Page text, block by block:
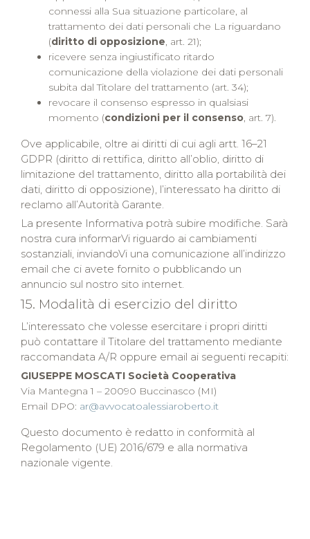
connessi alla Sua situazione particolare, al
trattamento dei dati personali che La riguardano
(diritto di opposizione, art. 21);
ricevere senza ingiustificato ritardo
comunicazione della violazione dei dati personali
subita dal Titolare del trattamento (art. 34);
revocare il consenso espresso in qualsiasi
momento (condizioni per il consenso, art. 7).
Ove applicabile, oltre ai diritti di cui agli artt. 16–21
GDPR (diritto di rettifica, diritto all’oblio, diritto di
limitazione del trattamento, diritto alla portabilità dei
dati, diritto di opposizione), l’interessato ha diritto di
reclamo all’Autorità Garante.
La presente Informativa potrà subire modifiche. Sarà
nostra cura informarVi riguardo ai cambiamenti
sostanziali, inviandoVi una comunicazione all’indirizzo
email che ci avete fornito o pubblicando un
annuncio sul nostro sito internet.
15. Modalità di esercizio del diritto
L’interessato che volesse esercitare i propri diritti
può contattare il Titolare del trattamento mediante
raccomandata A/R oppure email ai seguenti recapiti:
GIUSEPPE MOSCATI Società Cooperativa
Via Mantegna 1 – 20090 Buccinasco (MI)
Email DPO: ar@avvocatoalessiaroberto.it
Questo documento è redatto in conformità al
Regolamento (UE) 2016/679 e alla normativa
nazionale vigente.